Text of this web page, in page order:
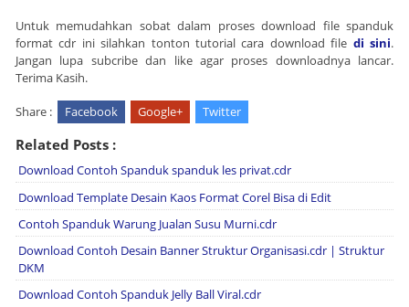
Untuk memudahkan sobat dalam proses download file spanduk
format cdr ini silahkan tonton tutorial cara download file di sini.
Jangan lupa subcribe dan like agar proses downloadnya lancar.
Terima Kasih.
Share : Facebook Google+ Twitter
Related Posts :
Download Contoh Spanduk spanduk les privat.cdr
Download Template Desain Kaos Format Corel Bisa di Edit
Contoh Spanduk Warung Jualan Susu Murni.cdr
Download Contoh Desain Banner Struktur Organisasi.cdr | Struktur
DKM
Download Contoh Spanduk Jelly Ball Viral.cdr